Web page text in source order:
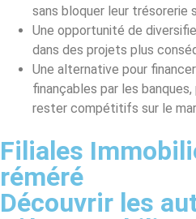
sans bloquer leur trésorerie
Une opportunité de
dans des projets plus
Une alternative pour
finançables par les
rester compétitifs sur le
Filiales
réméré
Découvrir les